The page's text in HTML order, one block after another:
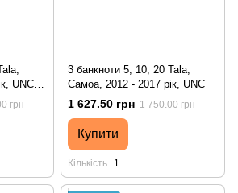
UNC
грн
3 банкноти 5, 10, 20 Tala,
Самоа, 2012 - 2017 рік, UNC
1 627.50 грн 1 750.00 грн
Купити
Кількість 1